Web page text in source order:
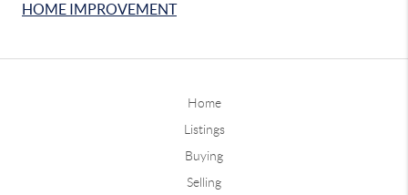
HOME IMPROVEMENT
Home
Listings
Buying
Selling